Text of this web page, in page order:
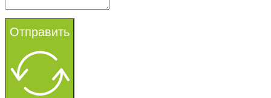
Отправить